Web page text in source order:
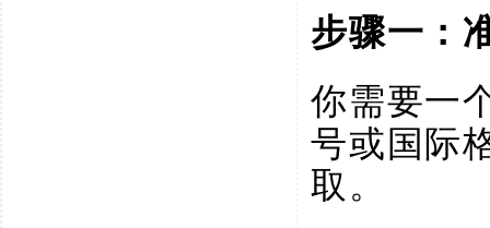
步骤一：
你需要一
号或国际
取。